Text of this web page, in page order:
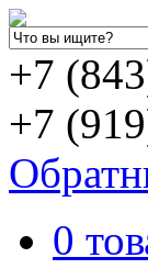
+7
+7
0